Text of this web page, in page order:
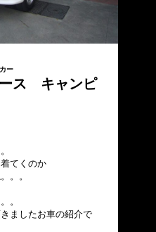
ー
ス キャンピ
てくのか
。。
。
ましたお車の紹介で